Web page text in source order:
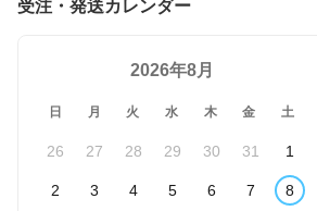
受注・発送カレンダー
2026年8月
日 月 火 水 木 金 土
26 27 28 29 30 31 1
2 3 4 5 6 7 8